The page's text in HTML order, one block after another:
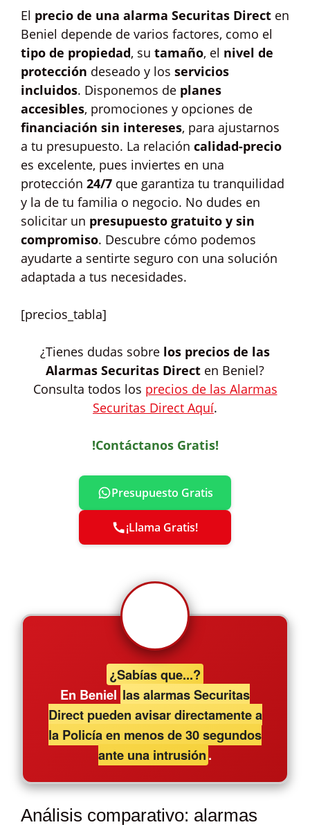
El precio de una alarma Securitas Direct en
Beniel depende de varios factores, como el
tipo de propiedad, su tamaño, el nivel de
protección deseado y los servicios
incluidos. Disponemos de planes
accesibles, promociones y opciones de
financiación sin intereses, para ajustarnos
a tu presupuesto. La relación calidad-precio
es excelente, pues inviertes en una
protección 24/7 que garantiza tu tranquilidad
y la de tu familia o negocio. No dudes en
solicitar un presupuesto gratuito y sin
compromiso. Descubre cómo podemos
ayudarte a sentirte seguro con una solución
adaptada a tus necesidades.
[precios_tabla]
¿Tienes dudas sobre los precios de las
Alarmas Securitas Direct en Beniel?
Consulta todos los precios de las Alarmas
Securitas Direct Aquí.
!Contáctanos Gratis!
Presupuesto Gratis
¡Llama Gratis!
¿Sabías que...?
En Beniel las alarmas Securitas
Direct pueden avisar directamente a
la Policía en menos de 30 segundos
ante una intrusión.
Análisis comparativo: alarmas